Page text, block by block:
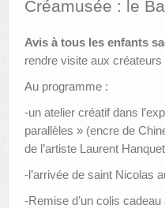
ANIMATIONS DES
PUBLICATIONS
LES APPELS À PROJETS
LE PORTAIL DES
Créamusée : le
Avis à tous les enfants
rendre visite aux
Au programme :
-un atelier créatif dans
parallèles » (encre de
de l’artiste Laurent Hanquet
-l’arrivée de saint Nicolas
-Remise d’un colis